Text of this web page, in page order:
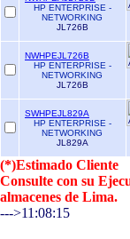
HP ENTERPRISE -
NETWORKING
JL726B
NWHPEJL726B
HP ENTERPRISE -
NETWORKING
JL726B
SWHPEJL829A
HP ENTERPRISE -
NETWORKING
JL829A
(*)Estimado Cliente
Consulte con su
almacenes de Lima.
--->11:08:15